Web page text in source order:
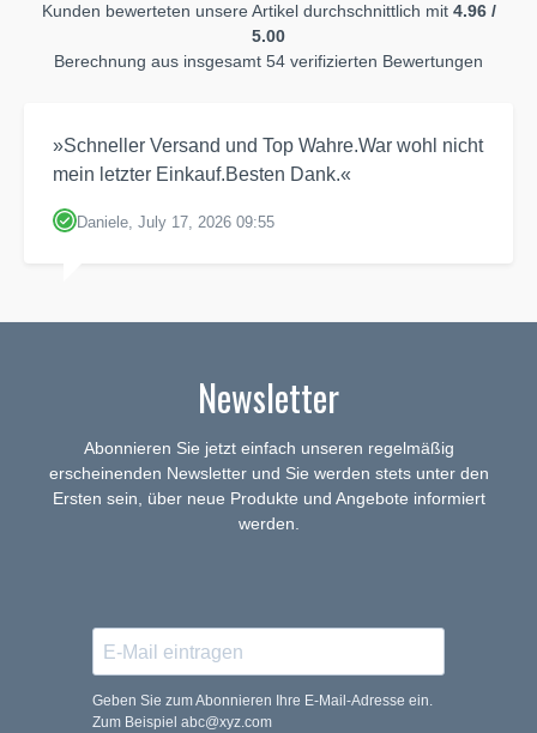
Kunden bewerteten unsere Artikel durchschnittlich mit 4.96 /
5.00
Berechnung aus insgesamt 54 verifizierten Bewertungen
»Schneller Versand und Top Wahre.War wohl nicht
mein letzter Einkauf.Besten Dank.«
Daniele, July 17, 2026 09:55
Newsletter
Abonnieren Sie jetzt einfach unseren regelmäßig
erscheinenden Newsletter und Sie werden stets unter den
Ersten sein, über neue Produkte und Angebote informiert
werden.
Geben Sie zum Abonnieren Ihre E-Mail-Adresse ein.
Zum Beispiel abc@xyz.com